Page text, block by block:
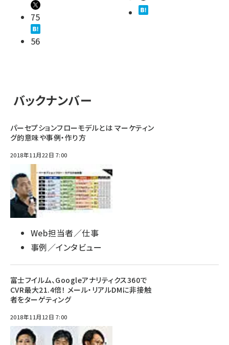
75
56
バックナンバー
パーセプションフローモデルとは マーケティン
グ的意味や事例・作り方
2018年11月22日 7:00
Web担当者／仕事
事例／インタビュー
富士フイルム、Googleアナリティクス360で
CVR最大21.4倍！ メール・リアルDMに非接触
者をターゲティング
2018年11月12日 7:00